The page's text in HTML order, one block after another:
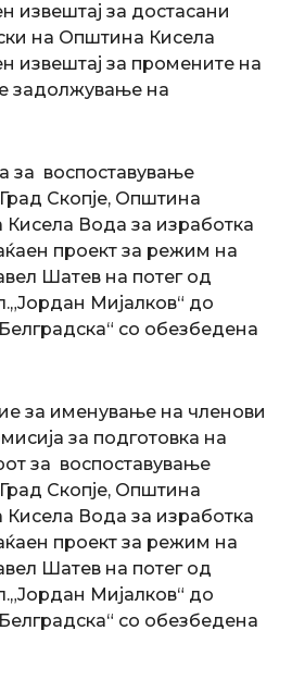
извештај за достасани
на Општина Кисела
извештај за промените на
задолжување на
за воспоставување
Скопје, Општина
Вода за изработка
проект за режим на
Шатев на потег од
Мијалков“ до
со обезбедена
за именување на членови
за подготовка на
за воспоставување
Скопје, Општина
Вода за изработка
проект за режим на
Шатев на потег од
Мијалков“ до
со обезбедена